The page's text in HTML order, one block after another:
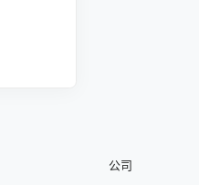
公司